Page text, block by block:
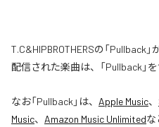
T.C&HIPBROTHERSの「Pullback
配信された楽曲は、「Pullback」
なお「Pullback 」は、 Apple Music、
Music、 Amazon Music Unlimitedな